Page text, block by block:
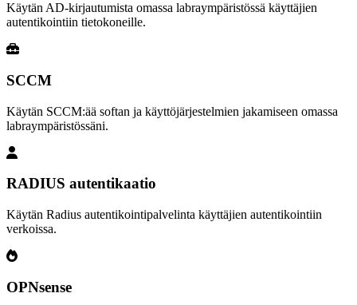
Käytän AD-kirjautumista omassa labraympäristössä käyttäjien
autentikointiin tietokoneille.
SCCM
Käytän SCCM:ää softan ja käyttöjärjestelmien jakamiseen omassa
labraympäristössäni.
RADIUS autentikaatio
Käytän Radius autentikointipalvelinta käyttäjien autentikointiin
verkoissa.
OPNsense